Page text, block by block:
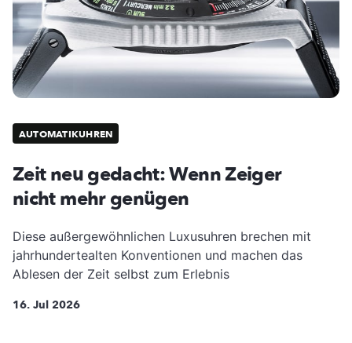
AUTOMATIKUHREN
Zeit neu gedacht: Wenn Zeiger
nicht mehr genügen
Diese außergewöhnlichen Luxusuhren brechen mit
jahrhundertealten Konventionen und machen das
Ablesen der Zeit selbst zum Erlebnis
16. Jul 2026